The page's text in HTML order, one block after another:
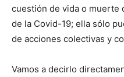
cuestión de vida o muerte
de la Covid-19; ella sólo
de acciones colectivas y
Vamos a decirlo